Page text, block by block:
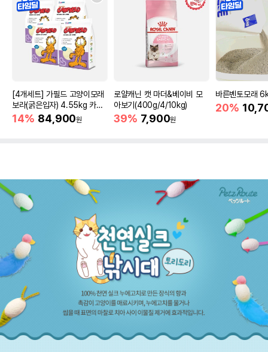
[4개세트] 가필드 고양이모래
보라(굵은입자) 4.55kg 카사
바모래
14% 84,900원
로얄캐닌 캣 마더&베이비 모
아보기(400g/4/10kg)
39% 7,900원
바른벤토모래
20%